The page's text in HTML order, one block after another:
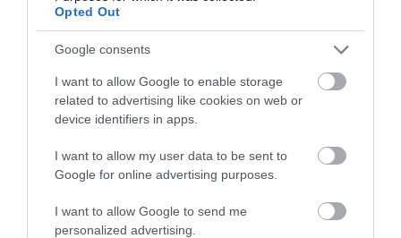
Opted Out
Google consents
I want to allow Google to enable storage
related to advertising like cookies on web or
device identifiers in apps.
I want to allow my user data to be sent to
Google for online advertising purposes.
I want to allow Google to send me
personalized advertising.
Ne maradjon le a legfrissebb hírekről, kövessen
bennünket az EGRI ÜGYEK Google Hírek oldalán!
VISSZA A FŐOLDALRA